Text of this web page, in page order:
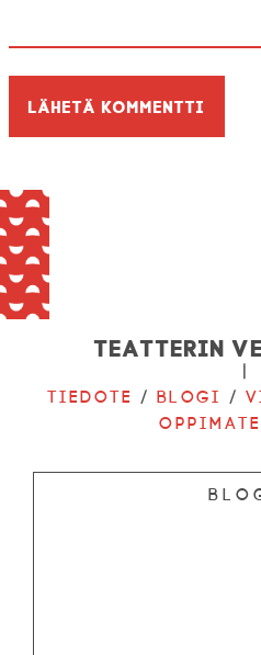
Teatterin
|
Tiedote /Blogi /